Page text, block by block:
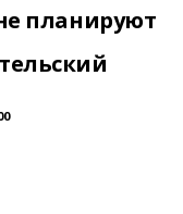
планируют